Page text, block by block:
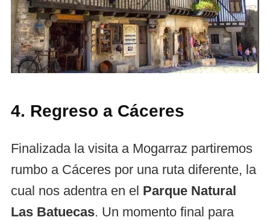
4. Regreso a Cáceres
Finalizada la visita a Mogarraz partiremos
rumbo a Cáceres por una ruta diferente, la
cual nos adentra en el Parque Natural
Las Batuecas. Un momento final para